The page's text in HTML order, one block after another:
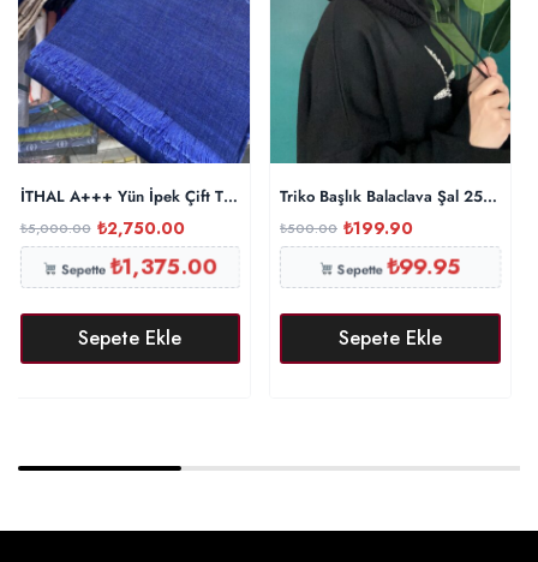
İTHAL A+++ Yün İpek Çift Taraflı Marka Şal – Saks
₺5,000.00 ₺2,750.00
Sepette₺1,375.00
Sepete Ekle
Triko Başlık Balaclava Şal 25801 –
₺500.00 ₺199.90
Sepette₺99.95
Sepete Ekle